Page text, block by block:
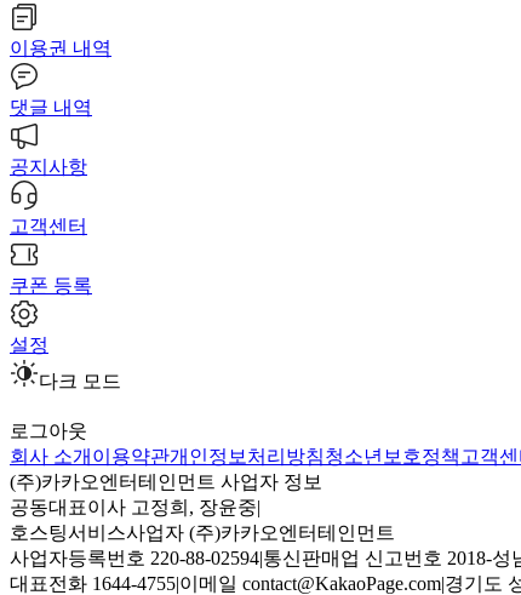
이용권 내역
댓글 내역
공지사항
고객센터
쿠폰 등록
설정
다크 모드
로그아웃
회사 소개 이용약관개인정보처리방침청소년보호정책 고객센
(주)카카오엔터테인먼트 사업자 정보
공동대표이사 고정희, 장윤중|
호스팅서비스사업자 (주)카카오엔터테인먼트
사업자등록번호 220-88-02594|통신판매업 신고번호 2018-성
대표전화 1644-4755|이메일 contact@KakaoPage.com|경기도